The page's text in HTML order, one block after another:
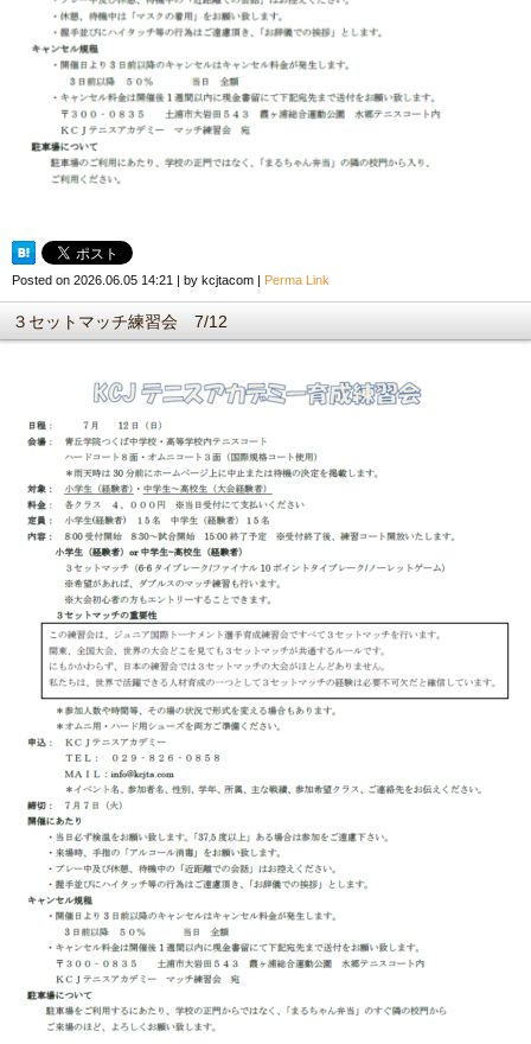
Posted on 2026.06.05 14:21 | by kcjtacom | Perma Link
３セットマッチ練習会 7/12